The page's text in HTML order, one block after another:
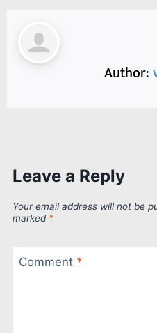
Author:
Leave a Reply
Your email address will not be
marked *
Comment *